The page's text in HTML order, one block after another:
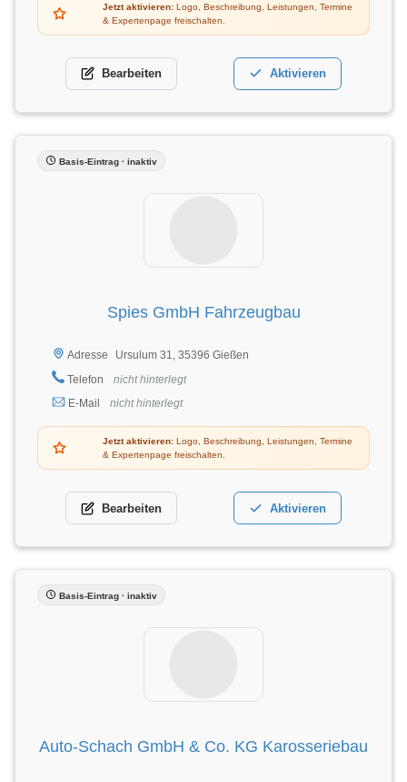
Jetzt aktivieren: Logo, Beschreibung, Leistungen, Termine
& Expertenpage freischalten.
Bearbeiten Aktivieren
Basis-Eintrag · inaktiv
Spies GmbH Fahrzeugbau
Adresse
Ursulum 31, 35396 Gießen
Telefon
nicht hinterlegt
E-Mail
nicht hinterlegt
Jetzt aktivieren: Logo, Beschreibung, Leistungen, Termine
& Expertenpage freischalten.
Bearbeiten Aktivieren
Basis-Eintrag · inaktiv
Auto-Schach GmbH & Co. KG Karosseriebau